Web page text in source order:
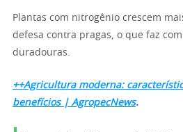
Plantas com nitrogênio crescem
defesa contra pragas, o que faz
duradouras.
++Agricultura moderna:
benefícios | AgropecNews.